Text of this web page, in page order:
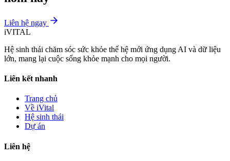
Liên hệ ngay
iVITAL
Hệ sinh thái chăm sóc sức khỏe thế hệ mới ứng dụng AI và dữ liệu
lớn, mang lại cuộc sống khỏe mạnh cho mọi người.
Liên kết nhanh
Trang chủ
Về iVital
Hệ sinh thái
Dự án
Liên hệ